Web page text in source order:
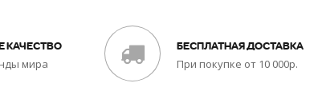
КАЧЕСТВО
мира
БЕСПЛАТНАЯ ДОСТАВКА
При покупке от 10 000р.